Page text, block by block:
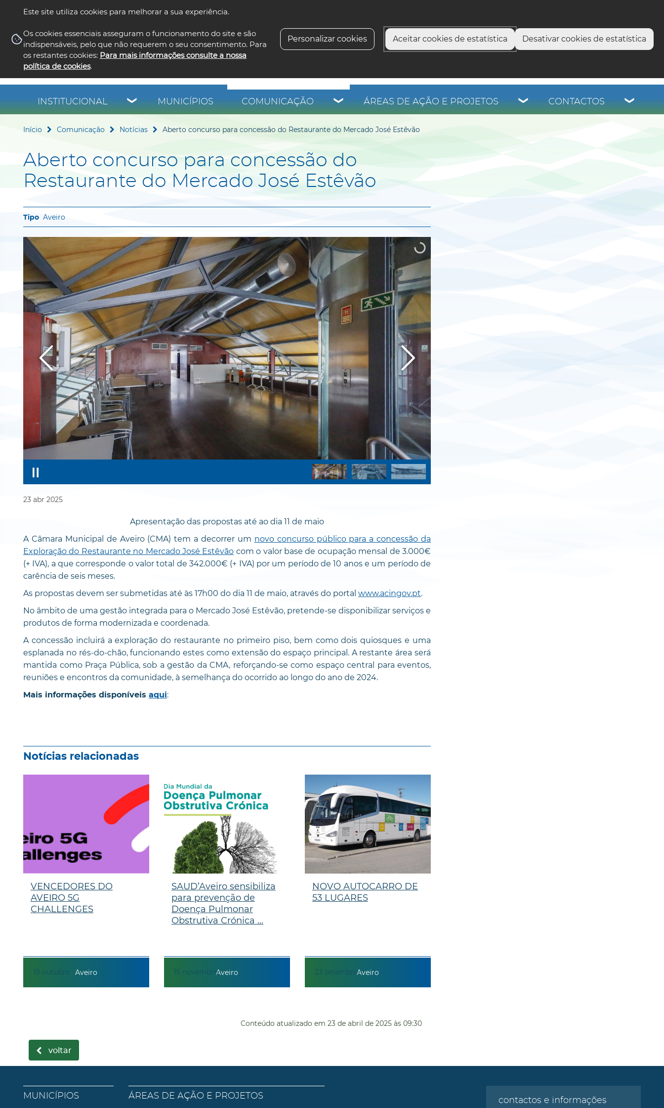
Este site utiliza cookies para melhorar a sua experiência.
Os cookies essenciais asseguram o funcionamento do site e são
indispensáveis, pelo que não requerem o seu consentimento. Para
os restantes cookies: Para mais informações consulte a nossa
política de cookies.
Personalizar cookies Aceitar cookies de estatística Desativar cookies de estatística
INSTITUCIONAL MUNICÍPIOS COMUNICAÇÃO ÁREAS DE AÇÃO E PROJETOS CONTACTOS
Início Comunicação Notícias Aberto concurso para concessão do Restaurante do Mercado José Estêvão
Aberto concurso para concessão do
Restaurante do Mercado José Estêvão
Aveiro
23 abr 2025
Apresentação das propostas até ao dia 11 de maio
A Câmara Municipal de Aveiro (CMA) tem a decorrer um novo concurso público para a concessão da
Exploração do Restaurante no Mercado José Estêvão com o valor base de ocupação mensal de 3.000€
(+ IVA), a que corresponde o valor total de 342.000€ (+ IVA) por um período de 10 anos e um período de
carência de seis meses.
As propostas devem ser submetidas até às 17h00 do dia 11 de maio, através do portal www.acingov.pt.
No âmbito de uma gestão integrada para o Mercado José Estêvão, pretende-se disponibilizar serviços e
produtos de forma modernizada e coordenada.
A concessão incluirá a exploração do restaurante no primeiro piso, bem como dois quiosques e uma
esplanada no rés-do-chão, funcionando estes como extensão do espaço principal. A restante área será
mantida como Praça Pública, sob a gestão da CMA, reforçando-se como espaço central para eventos,
reuniões e encontros da comunidade, à semelhança do ocorrido ao longo do ano de 2024.
Mais informações disponíveis aqui:
Notícias relacionadas
19 outubro
VENCEDORES DO
AVEIRO 5G
CHALLENGES
Aveiro 15 novembro
SAUD’Aveiro sensibiliza
para prevenção de
Doença Pulmonar
Obstrutiva Crónica ...
Aveiro 23 setembro
NOVO AUTOCARRO DE
53 LUGARES
Aveiro
Conteúdo atualizado em 23 de abril de 2025 às 09:30
voltar
MUNICÍPIOS
ÁREAS DE AÇÃO E PROJETOS contactos e informações